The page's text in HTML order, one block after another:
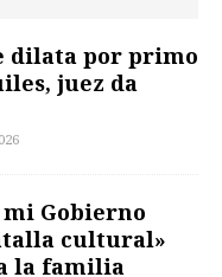
dilata por primo
juez da
Gobierno
cultural»
la familia